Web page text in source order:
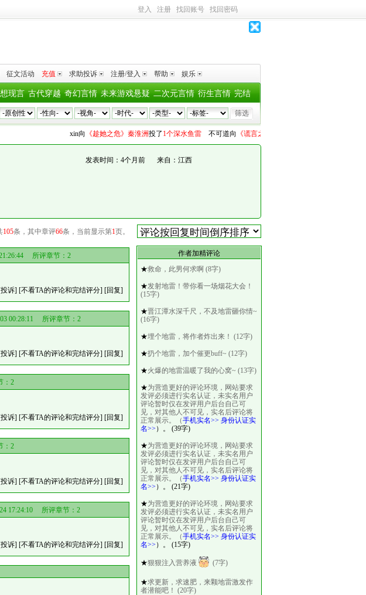
登入 注册 找回账号 找回密码
征文活动 充值 求助投诉 注册/登入 帮助 娱乐
完结
衍生言情
二次元言情
未来游戏悬疑
奇幻言情
古代穿越
现言
向《趁她之危》秦淮洲投了1个深水鱼雷 不可道向《谎言之诚》楚寒衣青
发表时间：4个月前 来自：江西
105条，其中章评66条，当前显示第1页。
所评章节： 2
诉] [不看TA的评论和完结评分] [回复]
00:28:11 所评章节： 2
诉] [不看TA的评论和完结评分] [回复]
2
诉] [不看TA的评论和完结评分] [回复]
2
诉] [不看TA的评论和完结评分] [回复]
17:24:10 所评章节： 2
诉] [不看TA的评论和完结评分] [回复]
作者加精评论
★救命，此男何求啊 (8字)
★发射地雷！带你看一场烟花大会！
(15字)
★晋江潭水深千尺，不及地雷砸你情~
(16字)
★埋个地雷，将作者炸出来！ (12字)
★扔个地雷，加个催更buff~ (12字)
★火爆的地雷温暖了我的心窝~ (13字)
★为营造更好的评论环境，网站要求
发评必须进行实名认证，未实名用户
评论暂时仅在发评用户后台自己可
见，对其他人不可见，实名后评论将
正常展示。（手机实名>> 身份认证实
名>> ）。 (39字)
★为营造更好的评论环境，网站要求
发评必须进行实名认证，未实名用户
评论暂时仅在发评用户后台自己可
见，对其他人不可见，实名后评论将
正常展示。（手机实名>> 身份认证实
名>> ）。 (21字)
★为营造更好的评论环境，网站要求
发评必须进行实名认证，未实名用户
评论暂时仅在发评用户后台自己可
见，对其他人不可见，实名后评论将
正常展示。（手机实名>> 身份认证实
名>> ）。 (15字)
★狠狠注入营养液 (7字)
★求更新，求速肥，来颗地雷激发作
者潜能吧！ (20字)